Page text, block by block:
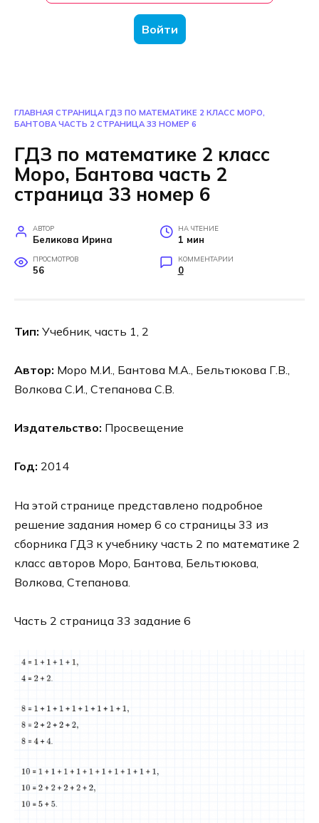
Войти
ГЛАВНАЯ СТРАНИЦА ГДЗ ПО МАТЕМАТИКЕ 2 КЛАСС МОРО,
БАНТОВА ЧАСТЬ 2 СТРАНИЦА 33 НОМЕР 6
ГДЗ по математике 2 класс
Моро, Бантова часть 2
страница 33 номер 6
АВТОР
Беликова Ирина
НА ЧТЕНИЕ
1 мин
ПРОСМОТРОВ
56
КОММЕНТАРИИ
0
Тип: Учебник, часть 1, 2
Автор: Моро М.И., Бантова М.А., Бельтюкова Г.В.,
Волкова С.И., Степанова С.В.
Издательство: Просвещение
Год: 2014
На этой странице представлено подробное
решение задания номер 6 со страницы 33 из
сборника ГДЗ к учебнику часть 2 по математике 2
класс авторов Моро, Бантова, Бельтюкова,
Волкова, Степанова.
Часть 2 страница 33 задание 6